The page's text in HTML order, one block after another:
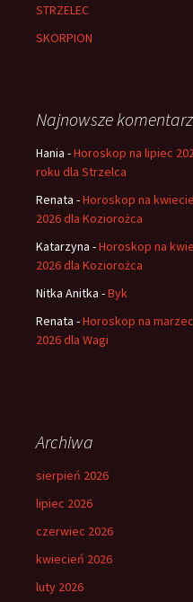
STRZELEC
SKORPION
Najnowsze
Hania -Horoskop na lipiec
roku dla Strzelca
Renata -Horoskop na
2026 dla Koziorożca
Katarzyna -Horoskop na
2026 dla Koziorożca
Nitka Anitka -Byk
Renata -Horoskop na marzec
2026 dla Wagi
Archiwa
sierpień 2026
lipiec 2026
czerwiec 2026
kwiecień 2026
luty 2026